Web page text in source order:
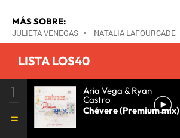
MÁS SOBRE:
JULIETA VENEGAS • NATALIA LAFOURCADE
LISTA LOS40
1 Aria Vega & Ryan
Castro
Chévere (Premium mix)